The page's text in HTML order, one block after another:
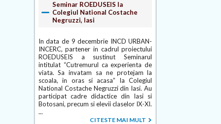
Seminar ROEDUSEIS la
Colegiul National Costache
Negruzzi, Iasi
In data de 9 decembrie INCD URBAN-
INCERC, partener in cadrul proiectului
ROEDUSEIS a sustinut Seminarul
intitulat “Cutremurul ca experienta de
viata. Sa invatam sa ne protejam la
scoala, in oras si acasa” la Colegiul
National Costache Negruzzi din Iasi. Au
participat cadre didactice din Iasi si
Botosani, precum si elevii claselor IX-XI.
...
CITESTE MAI MULT